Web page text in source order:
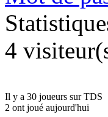
4
Il y a 30 joueurs sur TDS
2 ont joué aujourd'hui